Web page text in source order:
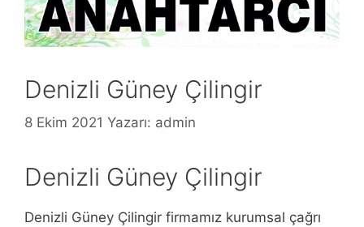
Denizli Güney Çilingir
8 Ekim 2021 Yazarı: admin
Denizli Güney Çilingir
Denizli Güney Çilingir firmamız kurumsal çağrı